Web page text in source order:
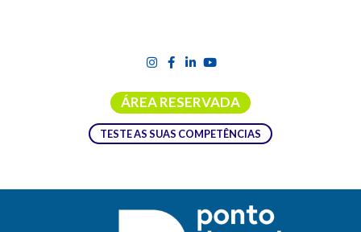
ÁREA RESERVADA
TESTE AS SUAS COMPETÊNCIAS